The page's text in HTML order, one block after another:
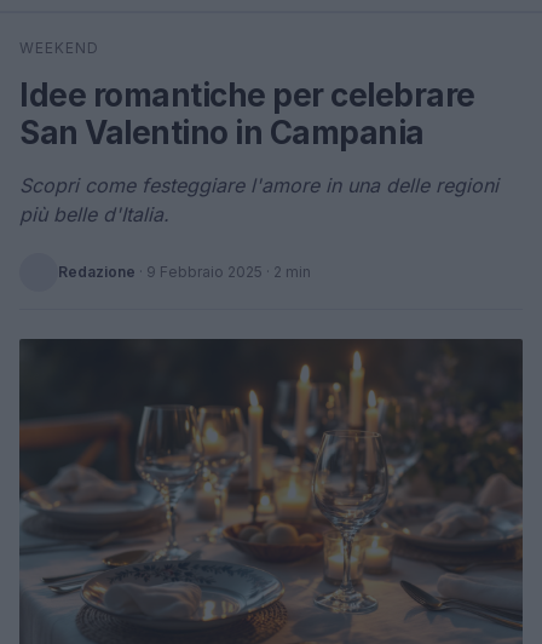
Cerca
WEEKEND
Idee romantiche per celebrare
San Valentino in Campania
Scopri come festeggiare l'amore in una delle regioni
più belle d'Italia.
Redazione · 9 Febbraio 2025 · 2 min